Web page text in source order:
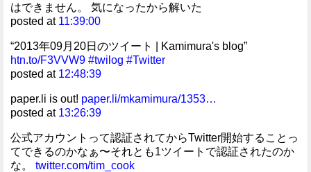
はできません。 気になったから解いた
posted at 11:39:00
“2013年09月20日のツイート | Kamimura's blog”
htn.to/F3VVW9 #twilog #Twitter
posted at 12:48:39
paper.li is out! paper.li/mkamimura/1353…
posted at 13:26:39
公式アカウントって認証されてからTwitter開始することっ
てできるのかなぁ〜それとも1ツイートで認証されたのか
な。 twitter.com/tim_cook